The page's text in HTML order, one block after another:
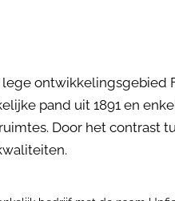
ontwikkelingsgebied
pand uit 1891 en
Door het contrast